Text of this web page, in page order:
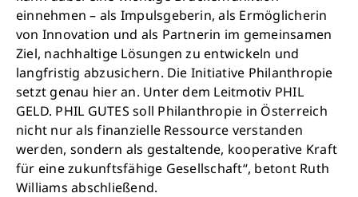
einnehmen – als Impulsgeberin, als Ermöglicherin
von Innovation und als Partnerin im gemeinsamen
Ziel, nachhaltige Lösungen zu entwickeln und
langfristig abzusichern. Die Initiative Philanthropie
setzt genau hier an. Unter dem Leitmotiv PHIL
GELD. PHIL GUTES soll Philanthropie in Österreich
nicht nur als finanzielle Ressource verstanden
werden, sondern als gestaltende, kooperative Kraft
für eine zukunftsfähige Gesellschaft“, betont Ruth
Williams abschließend.